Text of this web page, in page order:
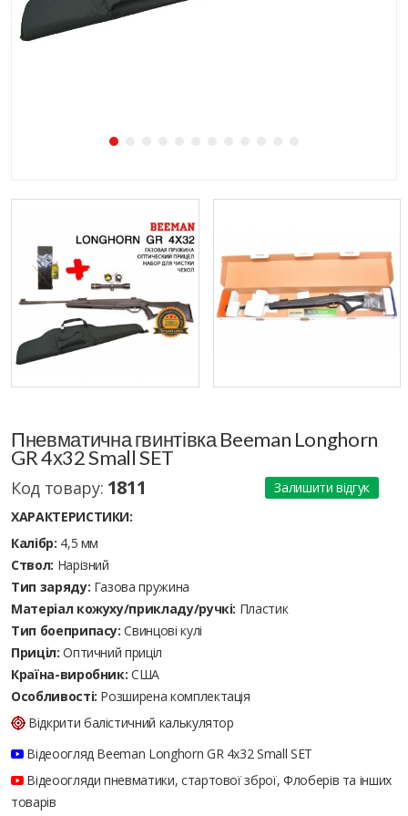
Пневматична гвинтівка Beeman Longhorn
GR 4х32 Small SET
Код товару: 1811
Залишити відгук
ХАРАКТЕРИСТИКИ:
Калібр: 4,5 мм
Ствол: Нарізний
Тип заряду: Газова пружина
Матеріал кожуху/прикладу/ручкі: Пластик
Тип боеприпасу: Cвинцові кулі
Приціл: Оптичний приціл
Країна-виробник: США
Особливості: Розширена комплектація
Відкрити балістичний калькулятор
Відеоогляд Beeman Longhorn GR 4х32 Small SET
Відеоогляди пневматики, стартової зброї, Флоберів та інших
товарів